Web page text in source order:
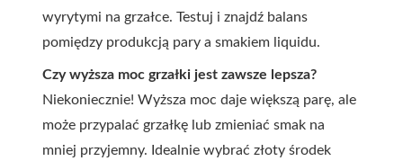
wyrytymi na grzałce. Testuj i znajdź balans
pomiędzy produkcją pary a smakiem liquidu.
Czy wyższa moc grzałki jest zawsze lepsza?
Niekoniecznie! Wyższa moc daje większą parę, ale
może przypalać grzałkę lub zmieniać smak na
mniej przyjemny. Idealnie wybrać złoty środek